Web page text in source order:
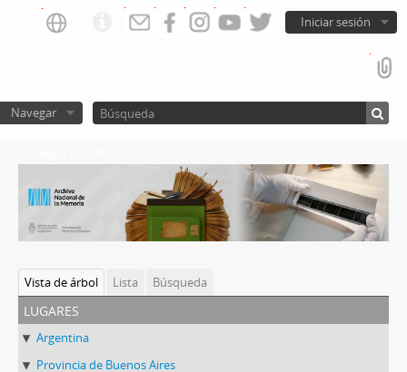
Iniciar sesión
Navegar
Vista de árbol Lista Búsqueda
lugares
Argentina
Provincia de Buenos Aires